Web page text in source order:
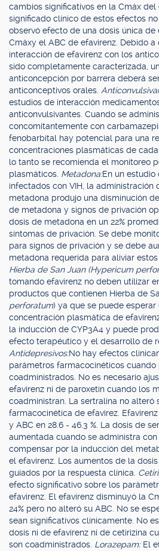
cambios significativos en la Cmáx del
significado clínico de estos efectos
observó efecto de una dosis única
Cmáxy el ABC de efavirenz. Debido
interacción de efavirenz con los
sido completamente caracterizada,
anticoncepción por barrera deberá
anticonceptivos orales.
estudios de interacción
anticonvulsivantes. Cuando se
concomitantemente con
fenobarbital hay potencial para una
concentraciones plasmáticas de
lo tanto se recomienda el monitoreo
plasmáticos. Metadona:En un estudio
infectados con VIH, la administración
metadona produjo una disminución
de metadona y signos de privación
dosis de metadona en un 22%
síntomas de privación. Se debe
para signos de privación y se debe
metadona requerida para aliviar
Hierba de San Juan (Hypericum
tomando efavirenz no deben utilizar
productos que contienen Hierba de
perforatum) ya que se puede
concentración plasmática de
la inducción de CYP3A4 y puede
efecto terapéutico y el desarrollo de
Antidepresivos:No hay efectos
parámetros farmacocinéticos cuando
coadministrados. No es necesario
efavirenz ni de paroxetin cuando los
coadministran. La sertralina no alteró
farmacocinética de efavirez.
y ABC en 28.6 - 46.3 %. La dosis de
aumentada cuando se administra con
compensar por la inducción del
el efavirenz. Los aumentos de la
guiados por la respuesta clínica.
efecto significativo sobre los
efavirenz. El efavirenz disminuyó la
24% pero no alteró su ABC. No se
sean significativos clínicamente. No
dosis ni de efavirenz ni de cetirizina
son coadministrados. Lorazepam: El